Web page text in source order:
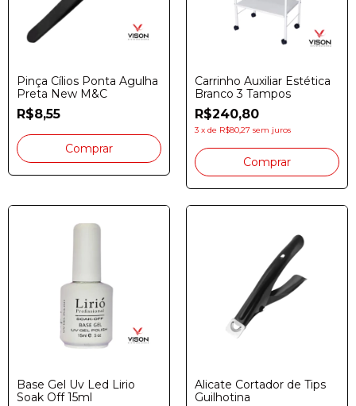
Pinça Cílios Ponta Agulha
Preta New M&C
R$8,55
Carrinho Auxiliar Estética
Branco 3 Tampos
R$240,80
3 x de R$80,27 sem juros
Base Gel Uv Led Lirio
Soak Off 15ml
Alicate Cortador de Tips
Guilhotina